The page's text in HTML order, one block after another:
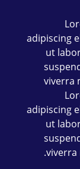
adipiscing
ut
viverra
adipiscing
ut
viverra